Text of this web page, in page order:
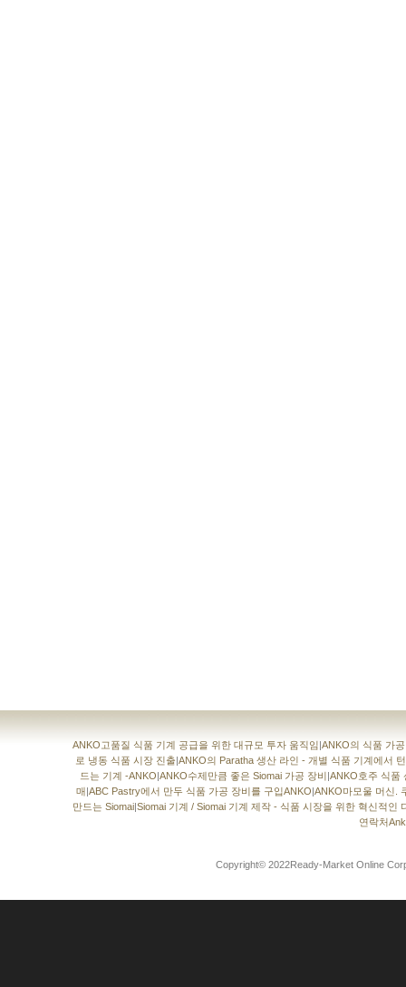
ANKO고품질 식품 기계 공급을 위한 대규모 투자 움직임|ANKO의 식품 가
로 냉동 식품 시장 진출|ANKO의 Paratha 생산 라인 - 개별 식품 기계에서
드는 기계 -ANKO|ANKO수제만큼 좋은 Siomai 가공 장비|ANKO호주 식품
매|ABC Pastry에서 만두 식품 가공 장비를 구입ANKO|ANKO마모울 머신.
만드는 Siomai|Siomai 기계 / Siomai 기계 제작 - 식품 시장을 위한 혁신적인
연락처
Copyright© 2022Ready-Market Online